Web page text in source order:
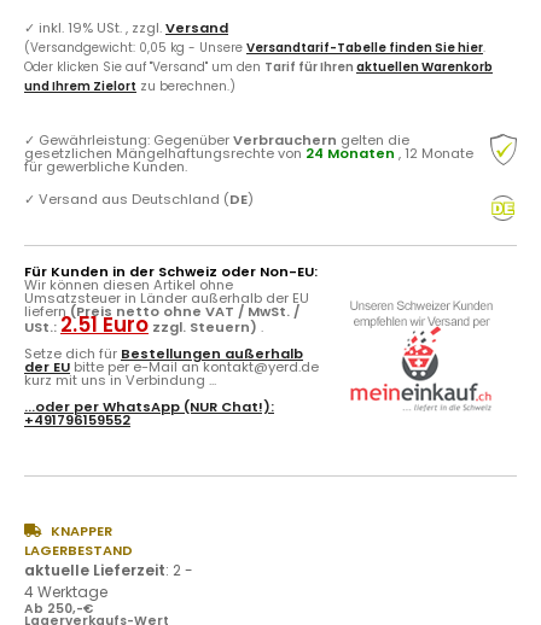
✓ inkl. 19% USt. , zzgl.Versand
(Versandgewicht: 0,05 kg - Unsere Versandtarif-Tabelle finden Sie hier.
Oder klicken Sie auf "Versand" um den Tarif für Ihren aktuellen Warenkorb
und Ihrem Zielort zu berechnen.)
✓ Gewährleistung: GegenüberVerbrauchern gelten die
gesetzlichen Mängelhaftungsrechte von 24 Monaten , 12 Monate
für gewerbliche Kunden.
✓ Versand aus Deutschland (DE)
Für Kunden in der Schweiz oder Non-EU:
Wir können diesen Artikel ohne
Umsatzsteuer in Länder außerhalb der EU
liefern (Preis netto ohne VAT / MwSt. /
USt.: 2.51 Euro zzgl. Steuern) .
Setze dich für Bestellungen außerhalb
der EU bitte per e-Mail an kontakt@yerd.de
kurz mit uns in Verbindung ...
...oder perWhatsApp (NUR Chat!):
+491796159552
KNAPPER
LAGERBESTAND
aktuelle Lieferzeit: 2 -
4 Werktage
Ab 250,-€
Lagerverkaufs-Wert